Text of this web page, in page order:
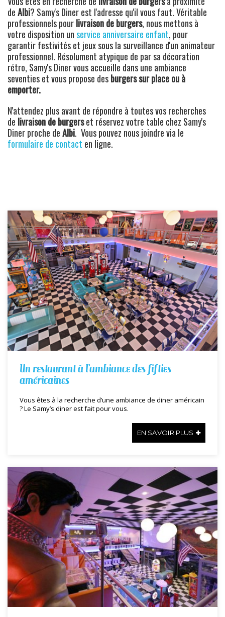
deAlbi? Samy's Diner est l'adresse qu'il vous faut. Véritable
professionnels pourlivraison de burgers, nous mettons à
votre disposition unservice anniversaire enfant, pour
garantir festivités et jeux sous la surveillance d'un animateur
professionnel. Résolument atypique de par sa décoration
rétro, Samy's Diner vous accueille dans une ambiance
seventies et vous propose desburgers sur place ou à
emporter.
N'attendez plus avant de répondre à toutes vos recherches
de livraison de burgerset réservez votre table chez Samy's
Diner proche deAlbi. Vous pouvez nous joindre via le
formulaire de contact en ligne.
Un restaurant à l’ambiance des fifties
américaines
Vous êtes à la recherche d’une ambiance de diner américain
? Le Samy’s diner est fait pour vous.
EN SAVOIR PLUS